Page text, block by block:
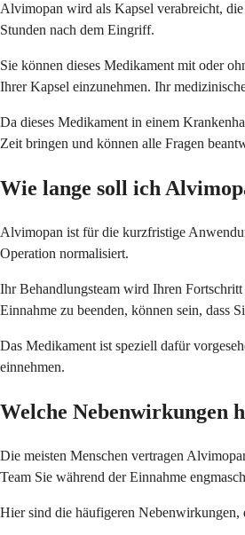
Alvimopan wird als Kapsel verabreicht,
Stunden nach dem Eingriff.
Sie können dieses Medikament mit oder
Ihrer Kapsel einzunehmen. Ihr
Da dieses Medikament in einem
Zeit bringen und können alle Fragen
Wie lange soll ich
Alvimopan ist für die kurzfristige
Operation normalisiert.
Ihr Behandlungsteam wird Ihren
Einnahme zu beenden, können sein, dass
Das Medikament ist speziell dafür
einnehmen.
Welche Nebenwirkungen
Die meisten Menschen vertragen
Team Sie während der Einnahme
Hier sind die häufigeren Nebenwirkungen,